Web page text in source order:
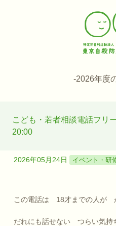
-2026年度
こども・若者相談電話フリ
20:00
2026年05月24日 イベント・研
この電話は 18才までの人が
だれにも話せない つらい気